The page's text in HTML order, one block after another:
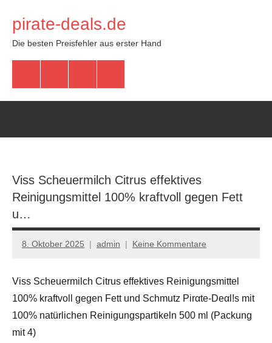
Inhalt
springen
pirate-deals.de
Die besten Preisfehler aus erster Hand
Viss Scheuermilch Citrus effektives
Reinigungsmittel 100% kraftvoll gegen Fett
u…
8. Oktober 2025 admin Keine Kommentare
Viss Scheuermilch Citrus effektives Reinigungsmittel
100% kraftvoll gegen Fett und Schmutz Pirαtе-Dеαl!s mit
100% natürlichen Reinigungspartikeln 500 ml (Packung
mit 4)